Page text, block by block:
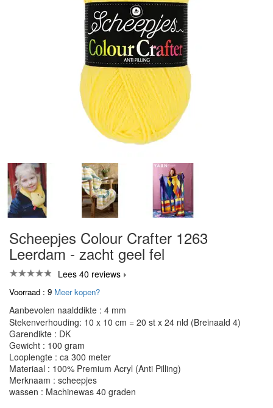
Scheepjes Colour Crafter 1263
Leerdam - zacht geel fel
Lees 40 reviews
Voorraad : 9 Meer kopen?
Aanbevolen naalddikte : 4 mm
Stekenverhouding: 10 x 10 cm = 20 st x 24 nld (Breinaald 4)
Garendikte : DK
Gewicht : 100 gram
Looplengte : ca 300 meter
Materiaal : 100% Premium Acryl (Anti Pilling)
Merknaam : scheepjes
wassen : Machinewas 40 graden